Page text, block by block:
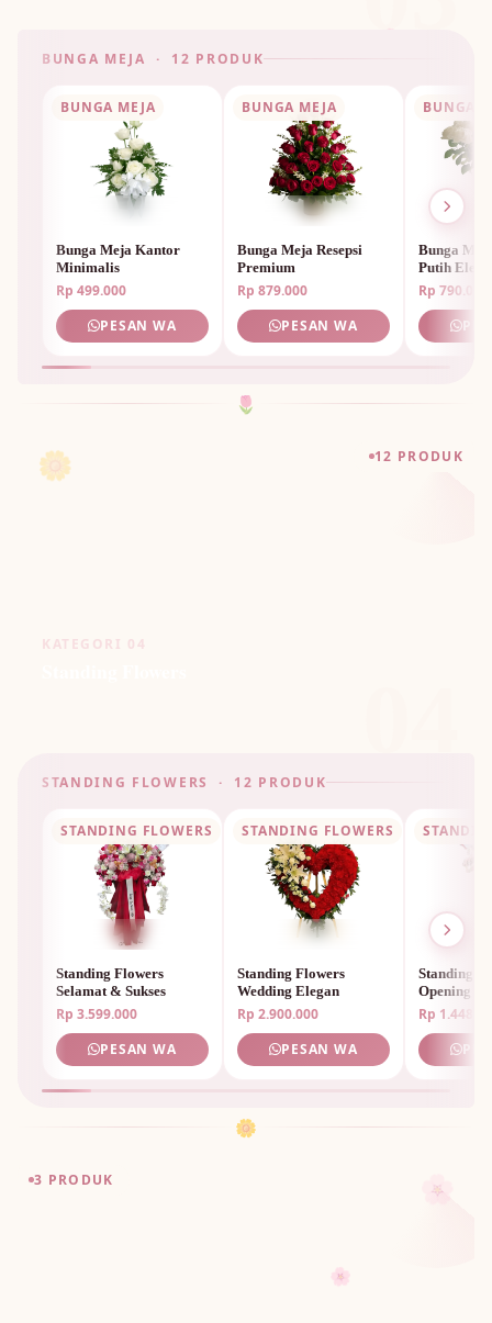
🌸
BUNGA MEJA · 12 PRODUK
BUNGA MEJA
Bunga Meja Kantor
Minimalis
Rp 499.000
PESAN WA
BUNGA MEJA
Bunga Meja Resepsi
Premium
Rp 879.000
PESAN WA
BUNGA
Bunga
Putih
Rp 790.000
🌷
12 PRODUK
🌼
KATEGORI 04
STANDING FLOWERS · 12 PRODUK
STANDING FLOWERS
Standing Flowers
Selamat & Sukses
Rp 3.599.000
PESAN WA
STANDING FLOWERS
Standing Flowers
Wedding Elegan
Rp 2.900.000
PESAN WA
Standing
Opening
Rp
🌼
3 PRODUK 🌸